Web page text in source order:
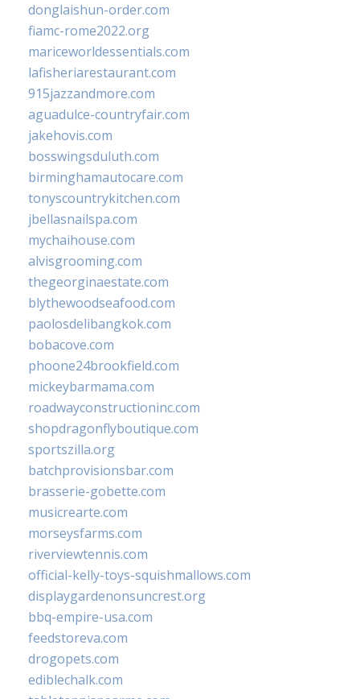
donglaishun-order.com
fiamc-rome2022.org
mariceworldessentials.com
lafisheriarestaurant.com
915jazzandmore.com
aguadulce-countryfair.com
jakehovis.com
bosswingsduluth.com
birminghamautocare.com
tonyscountrykitchen.com
jbellasnailspa.com
mychaihouse.com
alvisgrooming.com
thegeorginaestate.com
blythewoodseafood.com
paolosdelibangkok.com
bobacove.com
phoone24brookfield.com
mickeybarmama.com
roadwayconstructioninc.com
shopdragonflyboutique.com
sportszilla.org
batchprovisionsbar.com
brasserie-gobette.com
musicrearte.com
morseysfarms.com
riverviewtennis.com
official-kelly-toys-squishmallows.com
displaygardenonsuncrest.org
bbq-empire-usa.com
feedstoreva.com
drogopets.com
ediblechalk.com